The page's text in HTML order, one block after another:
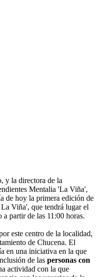
y la directora de la
Mentalia 'La Viña',
de hoy la primera edición de
Viña', que tendrá lugar el
partir de las 11:00 horas.
este centro de la localidad,
de Chucena. El
en una iniciativa en la que
de las personas con
actividad con la que